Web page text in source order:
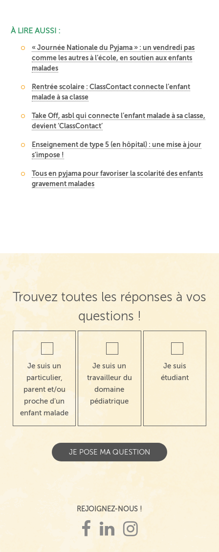
À LIRE AUSSI :
« Journée Nationale du Pyjama » : un vendredi pas
comme les autres à l’école, en soutien aux enfants
malades
Rentrée scolaire : ClassContact connecte l’enfant
malade à sa classe
Take Off, asbl qui connecte l’enfant malade à sa classe,
devient ‘ClassContact’
Enseignement de type 5 (en hôpital) : une mise à jour
s’impose !
Tous en pyjama pour favoriser la scolarité des enfants
gravement malades
Trouvez toutes les réponses à vos
questions !
Je suis un
particulier,
parent et/ou
proche d'un
enfant malade
Je suis un
travailleur du
domaine
pédiatrique
Je suis
étudiant
REJOIGNEZ-NOUS !